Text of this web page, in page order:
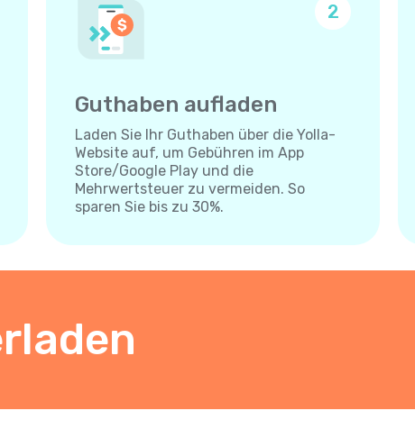
2
Guthaben aufladen
Laden Sie Ihr Guthaben über die Yolla-
Website auf, um Gebühren im App
Store/Google Play und die
Mehrwertsteuer zu vermeiden. So
sparen Sie bis zu 30%.